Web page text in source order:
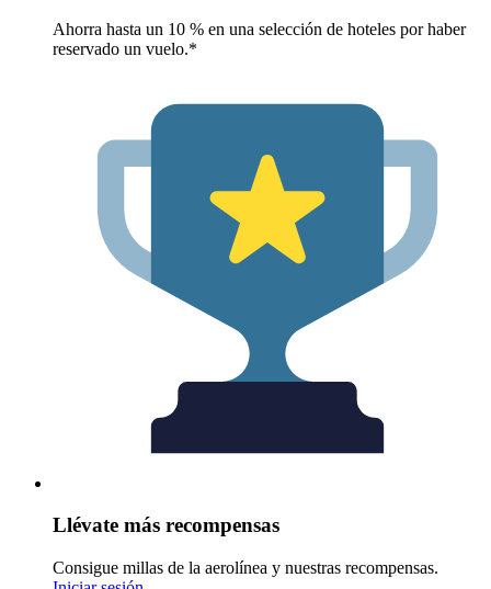
Ahorra hasta un 10 % en una selección de hoteles por haber
reservado un vuelo.*
Llévate más recompensas
Consigue millas de la aerolínea y nuestras recompensas.